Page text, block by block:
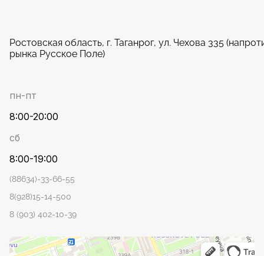
Ростовская область, г. Таганрог, ул. Чехова 335
рынка Русское Поле)
пн-пт
8:00-20:00
сб
8:00-19:00
(88634)-33-66-55
8(928)15-14-500
8 (903) 402-10-39